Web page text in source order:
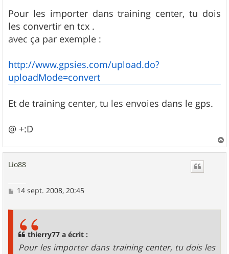
g
e
Pour les importer dans training center, tu dois
les convertir en tcx .
avec ça par exemple :
http://www.gpsies.com/upload.do?
uploadMode=convert
Et de training center, tu les envoies dans le gps.
@ +:D
a
Lio88
M14 sept. 2008, 20:45
thierry77 a écrit :
Pour les importer dans training center, tu dois les